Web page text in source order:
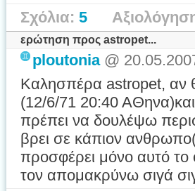
Σχόλια: 5
ερώτηση προς astropet...
ploutonia@
Kαλησπέρα astropet, αν
(12/6/71 20:40
πρέπει να δουλέψω
βρει σε κάπιον
προσφέρει μόνο αυτό το
τον απομακρύνω σιγά